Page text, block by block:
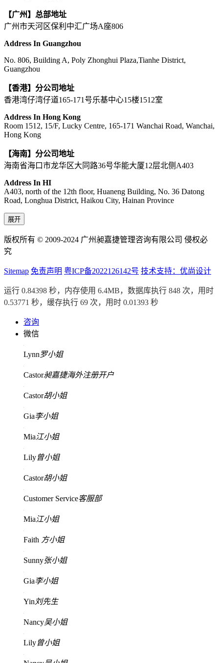
【广州】总部地址
广州市天河区保利中汇广场A座806
Address In Guangzhou
No. 806, Building A, Poly Zhonghui Plaza,Tianhe District,
Guangzhou
【香港】分公司地址
香港湾仔湾仔道165-171号乐基中心15楼1512室
Address In Hong Kong
Room 1512, 15/F, Lucky Centre, 165-171 Wanchai Road, Wanchai,
Hong Kong
【海南】分公司地址
海南省海口市龙华区大同路36号华能大厦12层北侧A403
Address In HI
A403, north of the 12th floor, Huaneng Building, No. 36 Datong
Road, Longhua District, Haikou City, Hainan Province
展开
版权所有 © 2009-2024 广州昶嘉捷管理咨询有限公司 侵权必
究
Sitemap 免责声明 粤ICP备2022126142号 技术支持：优尚设计
运行 0.84398 秒，内存使用 6.4MB，数据库执行 848 次，用时
0.53771 秒，缓存执行 69 次，用时 0.01393 秒
咨询
微信
Lynn罗小姐
Castor昶嘉捷海外注册开户
Castor胡小姐
Gia李小姐
Mia江小姐
Lily曾小姐
Castor胡小姐
Customer Service客服部
Mia江小姐
Faith 方小姐
Sunny张小姐
Gia李小姐
Yin 刘先生
Nancy吴小姐
Lily曾小姐